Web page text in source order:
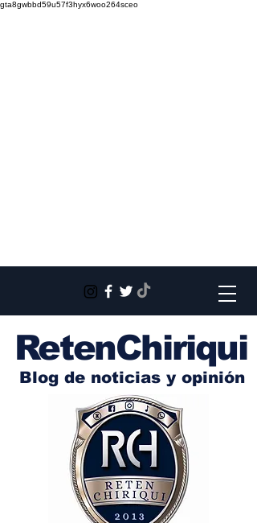
gta8gwbbd59u57f3hyx6woo264sceo
RetenChiriqui
Blog de noticias y opinión